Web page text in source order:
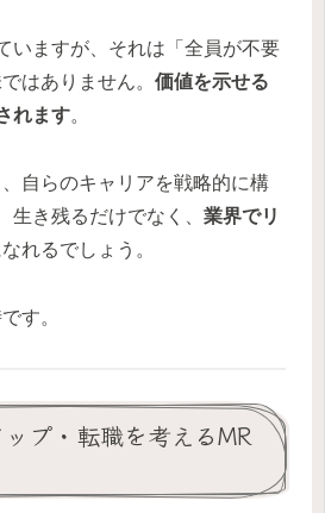
いますが、それは「全員が不要
はありません。 価値を示せる
れます。
自らのキャリアを戦略的に構
生き残るだけでなく、 業界でリ
れるでしょう。
す。
プ・転職を考えるMR